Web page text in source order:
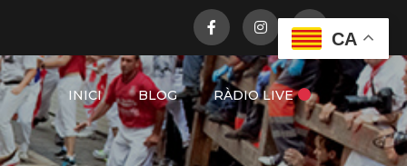
INICI BLOG RÀDIO LIVE
CA